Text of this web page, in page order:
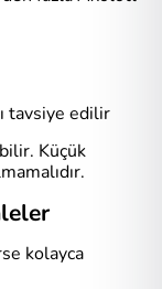
tavsiye edilir
Küçük
kolayca